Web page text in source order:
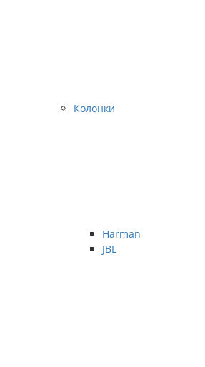
Колонки
Harman
JBL